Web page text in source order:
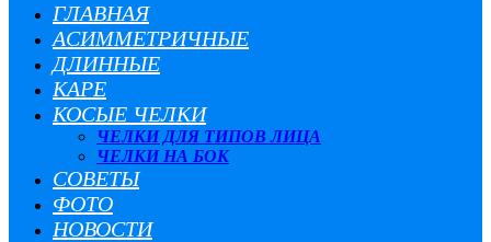
ГЛАВНАЯ
АСИММЕТРИЧНЫЕ
ДЛИННЫЕ
КАРЕ
КОСЫЕ ЧЕЛКИ
ЧЕЛКИ ДЛЯ ТИПОВ ЛИЦА
ЧЕЛКИ НА БОК
СОВЕТЫ
ФОТО
НОВОСТИ